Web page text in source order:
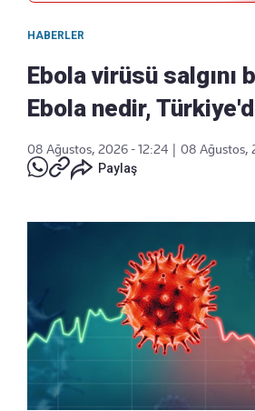
HABERLER
Ebola virüsü salgını
Ebola nedir,
08 Ağustos, 2026 - 12:24
08 Ağustos,
Paylaş